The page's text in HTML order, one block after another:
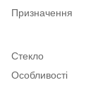
Призначення
Стекло
Особливості